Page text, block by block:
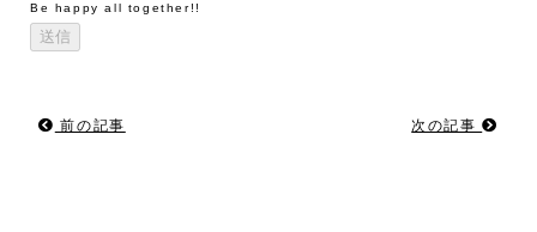
Be happy all together!!
送信
前の記事 次の記事